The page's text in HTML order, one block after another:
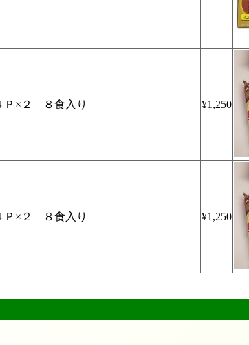
Ｐ×２ ８食入り ¥1,250
Ｐ×２ ８食入り ¥1,250